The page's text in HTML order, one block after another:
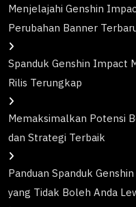
Menjelajahi Genshin
Perubahan Banner
Spanduk Genshin Impact
Rilis Terungkap
Memaksimalkan Potensi
dan Strategi Terbaik
Panduan Spanduk
yang Tidak Boleh Anda